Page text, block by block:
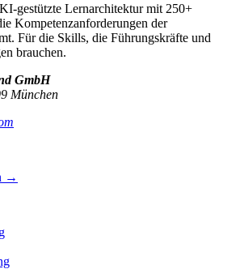
gestützte Lernarchitektur mit 250+
Kompetenzanforderungen der
Für die Skills, die Führungskräfte und
brauchen.
GmbH
München
→